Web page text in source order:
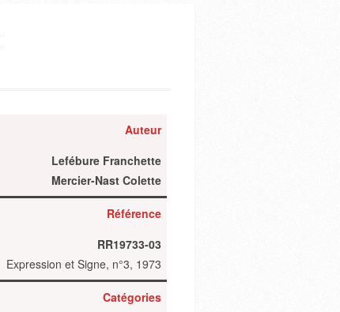
Auteur
Lefébure Franchette
Mercier-Nast Colette
Référence
RR19733-03
Expression et Signe, n°3, 1973
Catégories